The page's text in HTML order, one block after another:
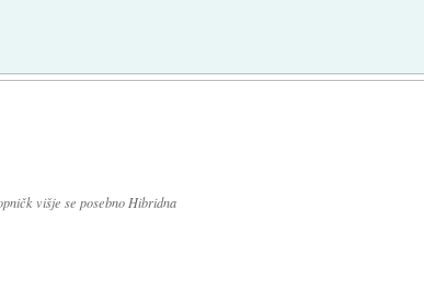
višje se posebno Hibridna